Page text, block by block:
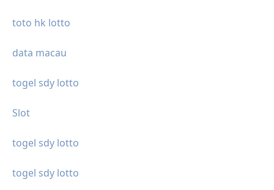
toto hk lotto
data macau
togel sdy lotto
Slot
togel sdy lotto
togel sdy lotto